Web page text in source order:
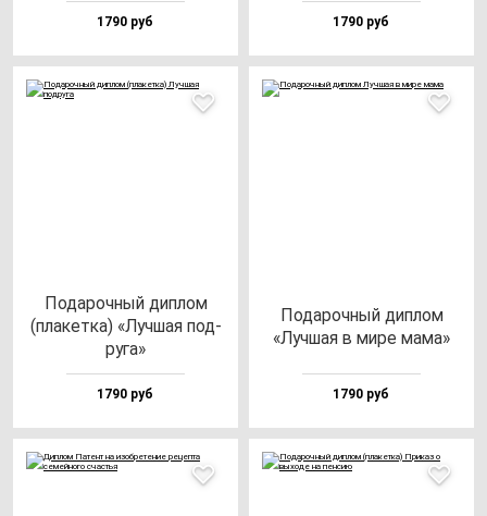
1790 руб 1790 руб
Пода­роч­ный дип­лом
(пла­кет­ка) «Луч­шая под­
ру­га»
1790 руб
Пода­роч­ный дип­лом
«Луч­шая в ми­ре ма­ма»
1790 руб